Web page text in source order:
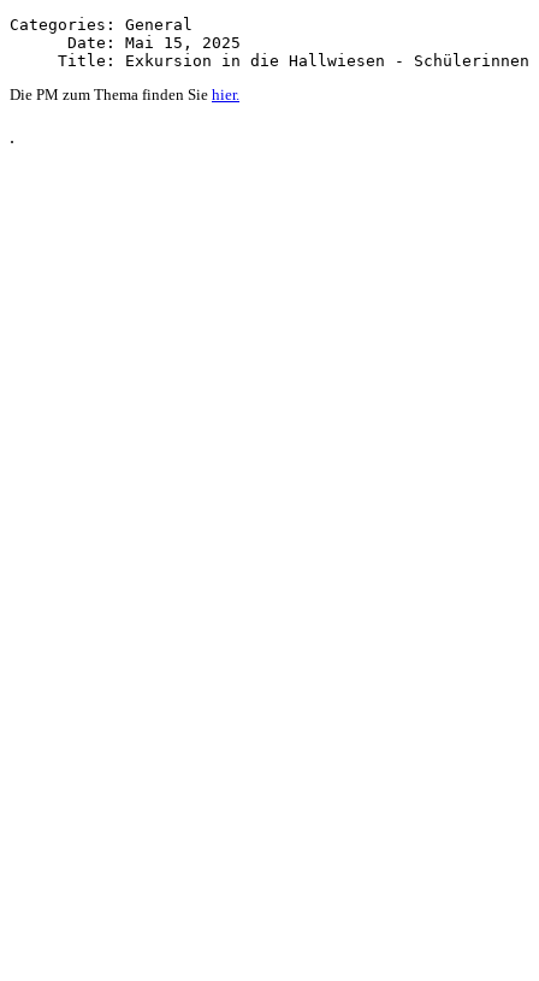
Categories: General
      Date: Mai 15, 2025
Die PM zum Thema finden Sie hier.
.